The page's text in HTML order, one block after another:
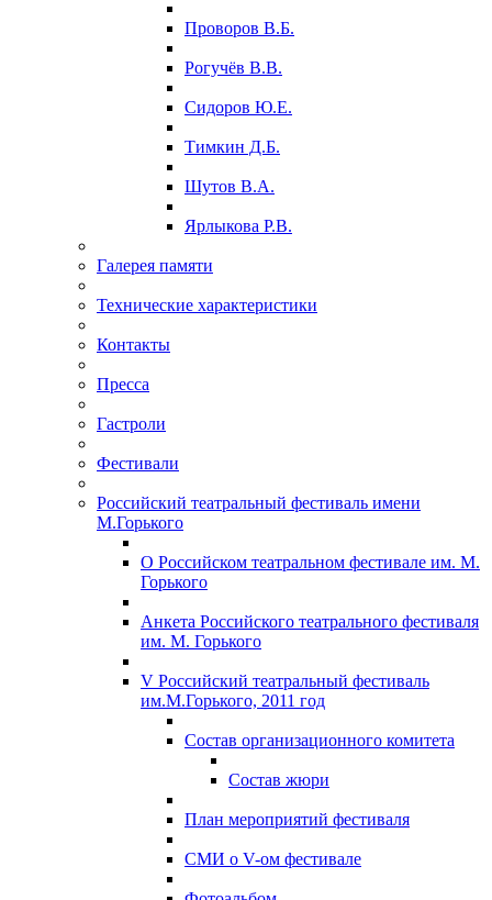
Проворов В.Б.
Рогучёв В.В.
Сидоров Ю.Е.
Тимкин Д.Б.
Шутов В.А.
Ярлыкова Р.В.
Галерея памяти
Технические характеристики
Контакты
Пресса
Гастроли
Фестивали
Российский театральный фестиваль имени
М.Горького
О Российском театральном фестивале им. М.
Горького
Анкета Российского театрального фестиваля
им. М. Горького
V Российский театральный фестиваль
им.М.Горького, 2011 год
Состав организационного комитета
Состав жюри
План мероприятий фестиваля
СМИ о V-ом фестивале